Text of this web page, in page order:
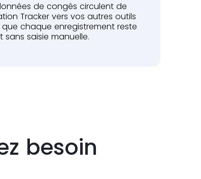
de congés circulent de
Tracker vers vos autres outils
chaque enregistrement reste
sans saisie manuelle.
besoin